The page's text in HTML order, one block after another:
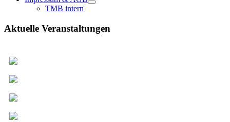
TMB intern
Aktuelle Veranstaltungen